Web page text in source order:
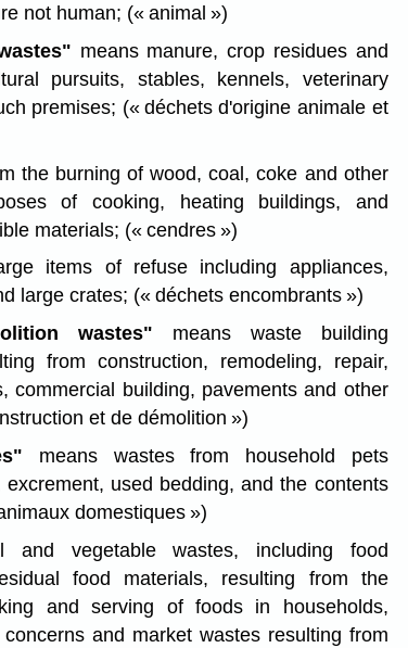
not human; (« animal »)
means manure, crop residues and
pursuits, stables, kennels, veterinary
premises; (« déchets d'origine animale et
the burning of wood, coal, coke and other
of cooking, heating buildings, and
materials; (« cendres »)
items of refuse including appliances,
large crates; (« déchets encombrants »)
wastes" means waste building
from construction, remodeling, repair,
commercial building, pavements and other
et de démolition »)
means wastes from household pets
used bedding, and the contents
domestiques »)
and vegetable wastes, including food
food materials, resulting from the
and serving of foods in households,
and market wastes resulting from